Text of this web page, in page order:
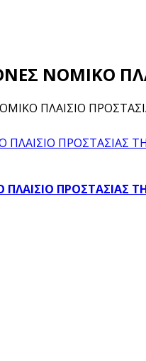
ΝΟΜΙΚΟ
ΠΛΑΙΣΙΟ
ΠΡΟΣΤΑΣΙΑΣ